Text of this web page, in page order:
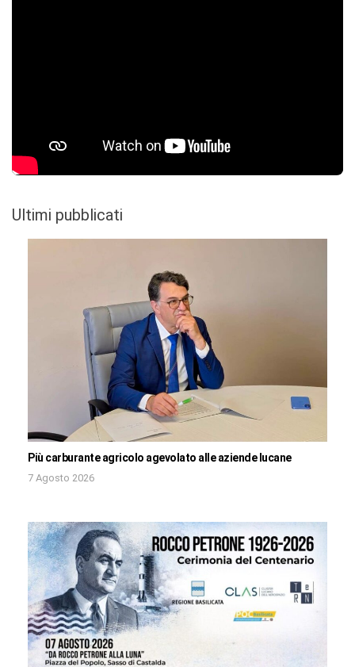
Ultimi pubblicati
Più carburante agricolo agevolato alle aziende lucane
7 Agosto 2026